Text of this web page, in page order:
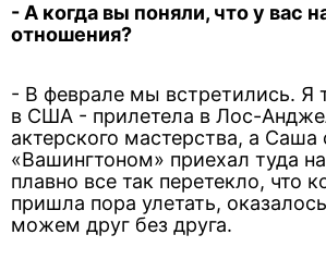
- А когда вы поняли, что у вас
отношения?
- В феврале мы встретились. Я
в США - прилетела в Лос-
актерского мастерства, а Саша
«Вашингтоном» приехал туда
плавно все так перетекло, что
пришла пора улетать,
можем друг без друга.